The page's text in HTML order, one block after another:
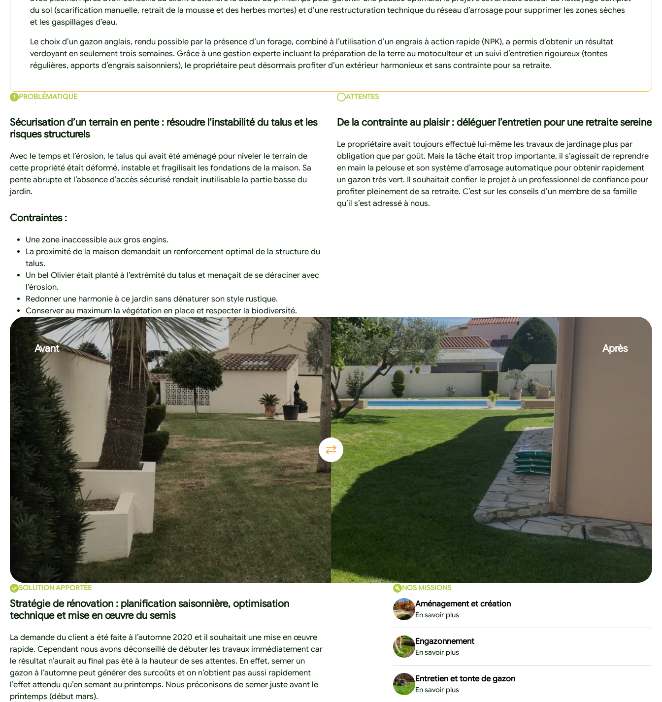
du sol (scarification manuelle, retrait de la mousse et des herbes mortes) et d’une restructuration technique du réseau d’arrosage pour supprimer les zones sèches
et les gaspillages d’eau.
Le choix d’un gazon anglais, rendu possible par la présence d’un forage, combiné à l’utilisation d’un engrais à action rapide (NPK), a permis d’obtenir un résultat
verdoyant en seulement trois semaines. Grâce à une gestion experte incluant la préparation de la terre au motoculteur et un suivi d’entretien rigoureux (tontes
régulières, apports d’engrais saisonniers), le propriétaire peut désormais profiter d’un extérieur harmonieux et sans contrainte pour sa retraite.
PROBLÉMATIQUE
Sécurisation d’un terrain en pente : résoudre l’instabilité du talus et les
risques structurels
Avec le temps et l’érosion, le talus qui avait été aménagé pour niveler le terrain de
cette propriété était déformé, instable et fragilisait les fondations de la maison. Sa
pente abrupte et l’absence d’accès sécurisé rendait inutilisable la partie basse du
jardin.
Contraintes :
Une zone inaccessible aux gros engins.
La proximité de la maison demandait un renforcement optimal de la structure du
talus.
Un bel Olivier était planté à l’extrémité du talus et menaçait de se déraciner avec
l’érosion.
Redonner une harmonie à ce jardin sans dénaturer son style rustique.
Conserver au maximum la végétation en place et respecter la biodiversité.
ATTENTES
De la contrainte au plaisir : déléguer l’entretien pour une retraite sereine
Le propriétaire avait toujours effectué lui-même les travaux de jardinage plus par
obligation que par goût. Mais la tâche était trop importante, il s’agissait de reprendre
en main la pelouse et son système d’arrosage automatique pour obtenir rapidement
un gazon très vert. Il souhaitait confier le projet à un professionnel de confiance pour
profiter pleinement de sa retraite. C’est sur les conseils d’un membre de sa famille
qu’il s’est adressé à nous.
Avant Après
SOLUTION APPORTÉE
Stratégie de rénovation : planification saisonnière, optimisation
technique et mise en œuvre du semis
La demande du client a été faite à l’automne 2020 et il souhaitait une mise en œuvre
rapide. Cependant nous avons déconseillé de débuter les travaux immédiatement car
le résultat n’aurait au final pas été à la hauteur de ses attentes. En effet, semer un
gazon à l’automne peut générer des surcoûts et on n’obtient pas aussi rapidement
l’effet attendu qu’en semant au printemps. Nous préconisons de semer juste avant le
printemps (début mars).
NOS MISSIONS
Aménagement et création
En savoir plus
Engazonnement
En savoir plus
Entretien et tonte de gazon
En savoir plus